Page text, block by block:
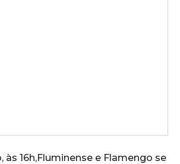
às 16h,Fluminense e Flamengo se